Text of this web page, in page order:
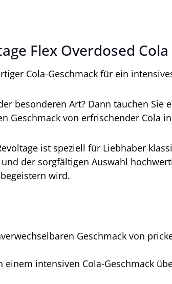
Flex Overdosed
Cola-Geschmack für ein
besonderen Art? Dann tauchen Sie
Geschmack von erfrischender Cola
ist speziell für Liebhaber
der sorgfältigen Auswahl
wird.
Geschmack von
einem intensiven Cola-Geschmack